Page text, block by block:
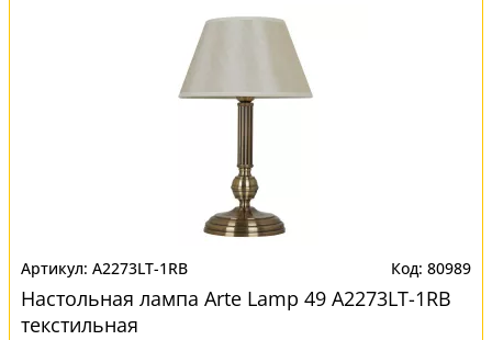
A2273LT-1RB 80989
Настольная лампа Arte Lamp 49 A2273LT-1RB
текстильная